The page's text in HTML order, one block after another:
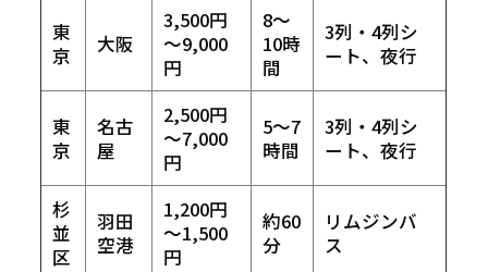
東
京
大阪
3,500円
～9,000
円
8～
10時
間
3列・4列シ
ート、夜行
東
京
名古
屋
2,500円
～7,000
円
5～7
時間
3列・4列シ
ート、夜行
杉
並
区
羽田
空港
1,200円
～1,500
円
約60
分
リムジンバ
ス